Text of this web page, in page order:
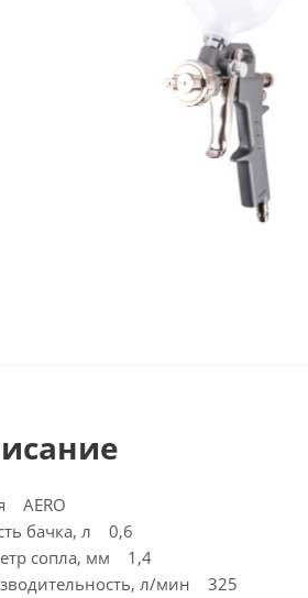
AERO
бачка, л 0,6
сопла, мм 1,4
л/мин 325